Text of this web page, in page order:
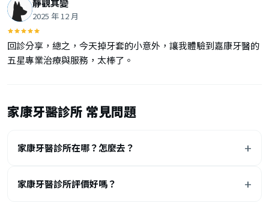
靜觀其變
2025 年 12 月
回診分享，總之，今天掉牙套的小意外，讓我體驗到嘉康牙醫的
五星專業治療與服務，太棒了。
家康牙醫診所 常見問題
家康牙醫診所在哪？怎麼去？
家康牙醫診所評價好嗎？